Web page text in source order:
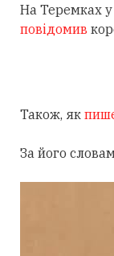
На Теремках
повідомив
Також, як
За його